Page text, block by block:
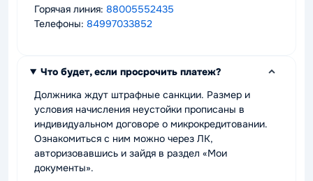
Горячая линия: 88005552435
Телефоны: 84997033852
Что будет, если просрочить платеж?
Должника ждут штрафные санкции. Размер и
условия начисления неустойки прописаны в
индивидуальном договоре о микрокредитовании.
Ознакомиться с ним можно через ЛК,
авторизовавшись и зайдя в раздел «Мои
документы».